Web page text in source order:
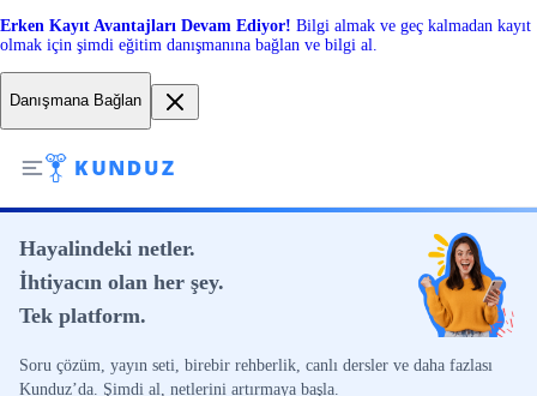
Erken Kayıt Avantajları Devam Ediyor! Bilgi almak ve geç kalmadan kayıt
olmak için şimdi eğitim danışmanına bağlan ve bilgi al.
Danışmana Bağlan
Hayalindeki netler.
İhtiyacın olan her şey.
Tek platform.
Soru çözüm, yayın seti, birebir rehberlik, canlı dersler ve daha fazlası
Kunduz’da. Şimdi al, netlerini artırmaya başla.